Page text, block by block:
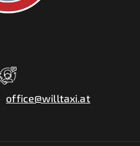
office@willtaxi.at